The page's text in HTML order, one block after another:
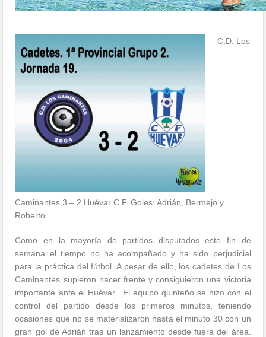
C.D. Los
Caminantes 3 – 2 Huévar C.F. Goles: Adrián, Bermejo y
Roberto.
Como en la mayoría de partidos disputados este fin de
semana el tiempo no ha acompañado y ha sido perjudicial
para la práctica del fútbol. A pesar de ello, los cadetes de Los
Caminantes supieron hacer frente y consiguieron una victoria
importante ante el Huévar. El equipo quinteño se hizo con el
control del partido desde los primeros minutos, teniendo
ocasiones que no se materializaron hasta el minuto 30 con un
gran gol de Adrián tras un lanzamiento desde fuera del área.